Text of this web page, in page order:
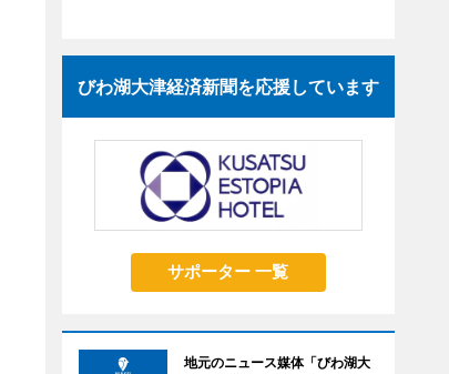
びわ湖大津経済新聞を応援しています
サポーター 一覧
地元のニュース媒体「びわ湖大